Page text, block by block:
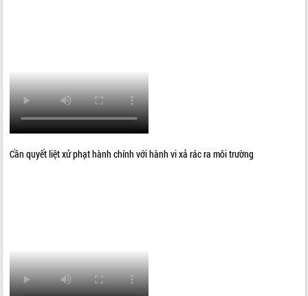
Cần quyết liệt xử phạt hành chính với hành vi xả rác ra môi trường